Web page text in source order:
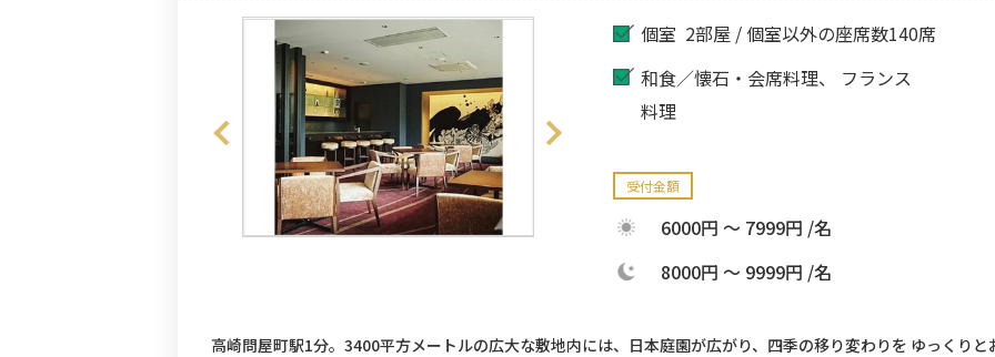
個室 2部屋 / 個室以外の座席数140席
和食／懐石・会席料理
フランス
料理
受付金額
6000円 ～ 7999円 /名
8000円 ～ 9999円 /名
高崎問屋町駅1分。3400平方メートルの広大な敷地内には、日本庭園が広がり、四季の移り変わりを ゆっくりと